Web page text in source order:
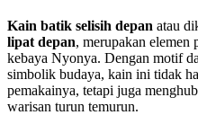
Kain batik selisih depan atau
lipat depan, merupakan elemen
kebaya Nyonya. Dengan motif
simbolik budaya, kain ini tidak
pemakainya, tetapi juga
warisan turun temurun.